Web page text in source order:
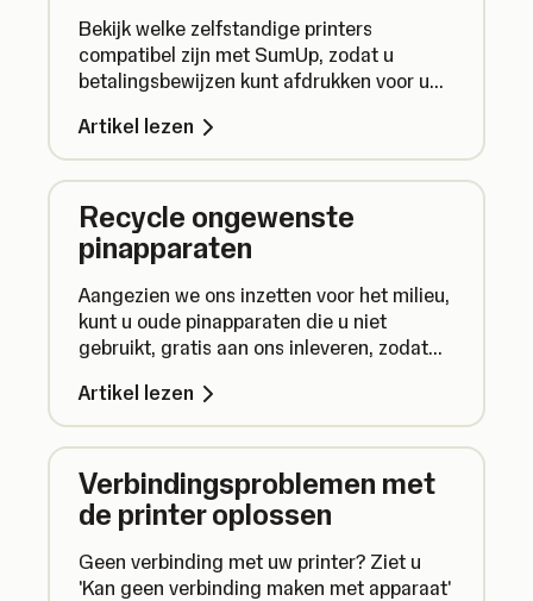
Bekijk welke zelfstandige printers
compatibel zijn met SumUp, zodat u
betalingsbewijzen kunt afdrukken voor uw
Artikel lezen
Recycle ongewenste
pinapparaten
Aangezien we ons inzetten voor het milieu,
kunt u oude pinapparaten die u niet
gebruikt, gratis aan ons inleveren, zodat
afvoeren.
Artikel lezen
Verbindingsproblemen met
de printer oplossen
Geen verbinding met uw printer? Ziet u
'Kan geen verbinding maken met apparaat'